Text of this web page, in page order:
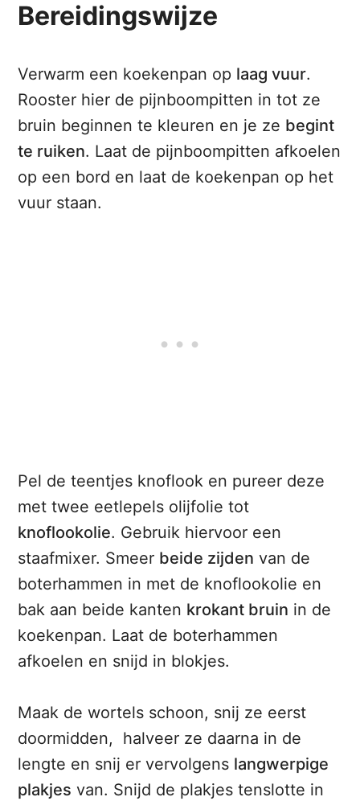
Bereidingswijze
Verwarm een koekenpan op laag vuur.
Rooster hier de pijnboompitten in tot ze
bruin beginnen te kleuren en je ze begint
te ruiken. Laat de pijnboompitten afkoelen
op een bord en laat de koekenpan op het
vuur staan.
Pel de teentjes knoflook en pureer deze
met twee eetlepels olijfolie tot
knoflookolie. Gebruik hiervoor een
staafmixer. Smeer beide zijden van de
boterhammen in met de knoflookolie en
bak aan beide kanten krokant bruin in de
koekenpan. Laat de boterhammen
afkoelen en snijd in blokjes.
Maak de wortels schoon, snij ze eerst
doormidden, halveer ze daarna in de
lengte en snij er vervolgens langwerpige
plakjes van. Snijd de plakjes tenslotte in